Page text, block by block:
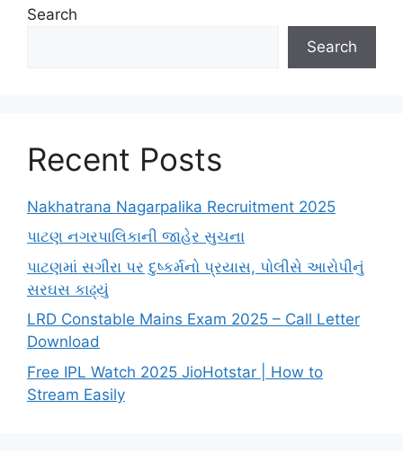
Search
Search
Recent Posts
Nakhatrana Nagarpalika Recruitment 2025
પાટણ નગરપાલિકાની જાહેર સુચના
પાટણમાં સગીરા પર દુષ્કર્મનો પ્રયાસ, પોલીસે આરોપીનું
સરઘસ કાઢ્યું
LRD Constable Mains Exam 2025 – Call Letter
Download
Free IPL Watch 2025 JioHotstar | How to
Stream Easily